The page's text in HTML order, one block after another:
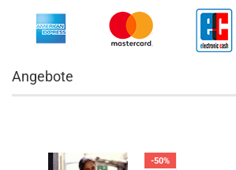
Angebote
-50%